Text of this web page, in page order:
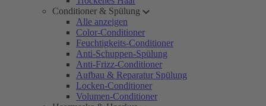
Conditioner & Spülung
Alle anzeigen
Color-Conditioner
Feuchtigkeits-Conditioner
Anti-Schuppen-Spülung
Anti-Frizz-Conditioner
Aufbau & Reparatur Spülung
Locken-Conditioner
Volumen-Conditioner